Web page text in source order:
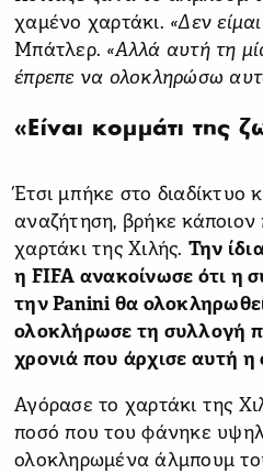
χαμένο χαρτάκι. «Δεν
Μπάτλερ. «Αλλά αυτή τη
έπρεπε να ολοκληρώσω
«Είναι κομμάτι της
Έτσι μπήκε στο διαδίκτυο
αναζήτηση, βρήκε
χαρτάκι της Χιλής. Την
η FIFA ανακοίνωσε ότι η
την Panini θα
ολοκλήρωσε τη συλλογή
χρονιά που άρχισε αυτή η
Αγόρασε το χαρτάκι της
ποσό που του φάνηκε
ολοκληρωμένα άλμπουμ